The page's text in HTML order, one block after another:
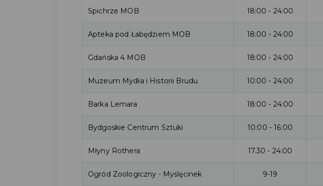
Spichrze MOB 18:00 - 24:00
Apteka pod Łabędziem MOB 18:00 - 24:00
Gdańska 4 MOB 18:00 - 24:00
Muzeum Mydła i Historii Brudu 10:00 - 24:00
Barka Lemara 18:00 - 24:00
Bydgoskie Centrum Sztuki 10:00 - 16:00
Młyny Rothera 17.30 - 24:00
Ogród Zoologiczny - Myślęcinek 9-19